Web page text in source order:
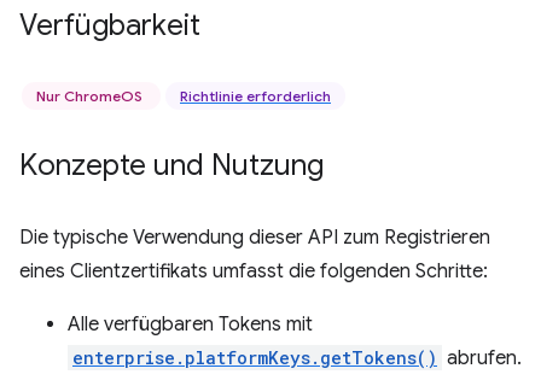
Verfügbarkeit
Nur ChromeOS Richtlinie erforderlich
Konzepte und Nutzung
Die typische Verwendung dieser API zum Registrieren
eines Clientzertifikats umfasst die folgenden Schritte:
Alle verfügbaren Tokens mit
enterprise.platformKeys.getTokens() abrufen.